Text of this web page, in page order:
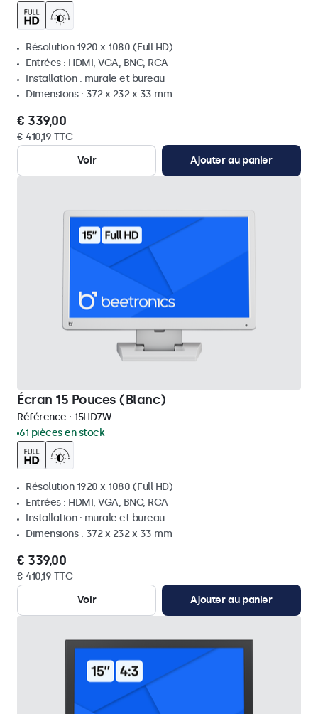
Résolution 1920 x 1080 (Full HD)
Entrées : HDMI, VGA, BNC, RCA
Installation : murale et bureau
Dimensions : 372 x 232 x 33 mm
€ 339,00
€ 410,19 TTC
Voir
Ajouter au panier
Écran 15 Pouces (Blanc)
Référence : 15HD7W
61 pièces en stock
Résolution 1920 x 1080 (Full HD)
Entrées : HDMI, VGA, BNC, RCA
Installation : murale et bureau
Dimensions : 372 x 232 x 33 mm
€ 339,00
€ 410,19 TTC
Voir
Ajouter au panier